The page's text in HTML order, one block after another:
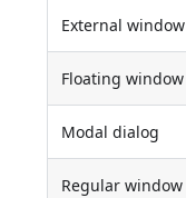
External window
Floating window
Modal dialog
Regular window